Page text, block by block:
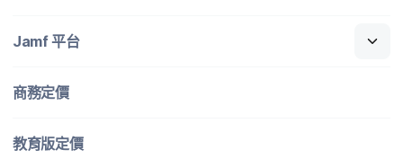
Jamf平​台
商務定​價
教育版定​價